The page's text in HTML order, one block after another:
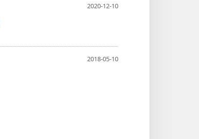
2020-12-10
2018-05-10